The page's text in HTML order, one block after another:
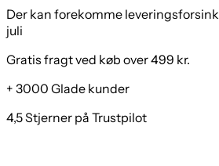
Der kan forekomme
juli
Gratis fragt ved køb over 499 kr.
+ 3000 Glade kunder
4,5 Stjerner på Trustpilot